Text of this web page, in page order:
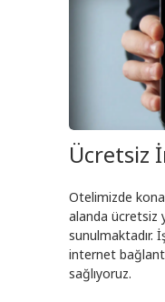
Ücretsiz
Otelimizde
alanda ücretsiz
sunulmaktadır.
internet
sağlıyoruz.